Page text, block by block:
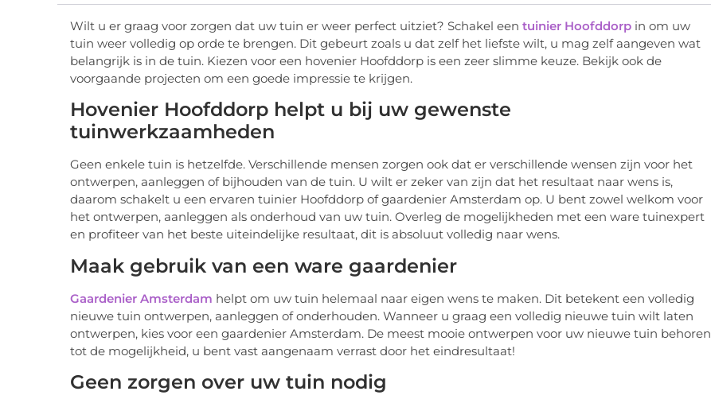
Wilt u er graag voor zorgen dat uw tuin er weer perfect uitziet? Schakel een tuinier Hoofddorp in om uw
tuin weer volledig op orde te brengen. Dit gebeurt zoals u dat zelf het liefste wilt, u mag zelf aangeven wat
belangrijk is in de tuin. Kiezen voor een hovenier Hoofddorp is een zeer slimme keuze. Bekijk ook de
voorgaande projecten om een goede impressie te krijgen.
Hovenier Hoofddorp helpt u bij uw gewenste
tuinwerkzaamheden
Geen enkele tuin is hetzelfde. Verschillende mensen zorgen ook dat er verschillende wensen zijn voor het
ontwerpen, aanleggen of bijhouden van de tuin. U wilt er zeker van zijn dat het resultaat naar wens is,
daarom schakelt u een ervaren tuinier Hoofddorp of gaardenier Amsterdam op. U bent zowel welkom voor
het ontwerpen, aanleggen als onderhoud van uw tuin. Overleg de mogelijkheden met een ware tuinexpert
en profiteer van het beste uiteindelijke resultaat, dit is absoluut volledig naar wens.
Maak gebruik van een ware gaardenier
Gaardenier Amsterdam helpt om uw tuin helemaal naar eigen wens te maken. Dit betekent een volledig
nieuwe tuin ontwerpen, aanleggen of onderhouden. Wanneer u graag een volledig nieuwe tuin wilt laten
ontwerpen, kies voor een gaardenier Amsterdam. De meest mooie ontwerpen voor uw nieuwe tuin behoren
tot de mogelijkheid, u bent vast aangenaam verrast door het eindresultaat!
Geen zorgen over uw tuin nodig